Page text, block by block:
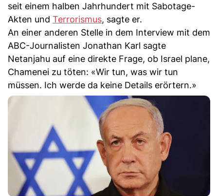
seit einem halben Jahrhundert mit Sabotage-
Akten und Terrorismus, sagte er.
An einer anderen Stelle in dem Interview mit dem
ABC-Journalisten Jonathan Karl sagte
Netanjahu auf eine direkte Frage, ob Israel plane,
Chamenei zu töten: «Wir tun, was wir tun
müssen. Ich werde da keine Details erörtern.»